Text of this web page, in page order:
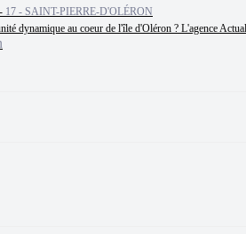
17 - SAINT-PIERRE-D'OLÉRON
dynamique au coeur de l'île d'Oléron ? L'agence